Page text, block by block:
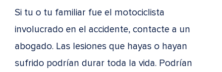
Si tu o tu familiar fue el motociclista
involucrado en el accidente, contacte a un
abogado. Las lesiones que hayas o hayan
sufrido podrían durar toda la vida. Podrían